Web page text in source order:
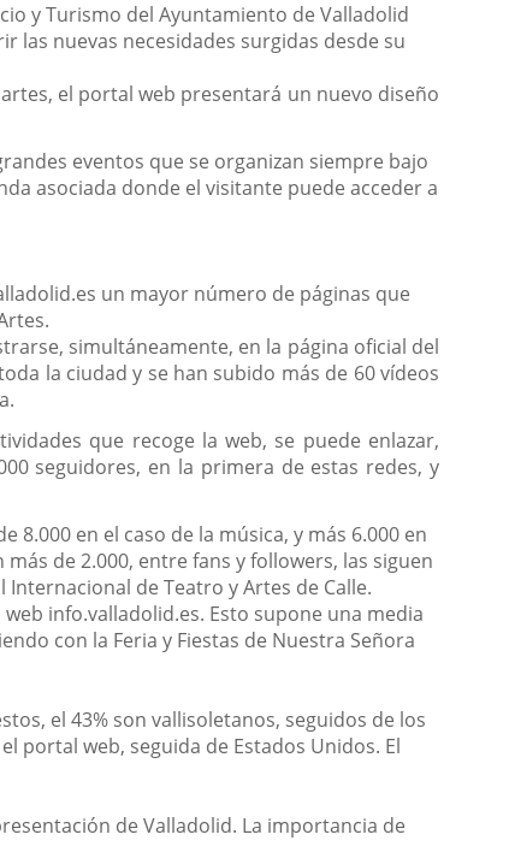
y Turismo del Ayuntamiento de Valladolid
las nuevas necesidades surgidas desde su
el portal web presentará un nuevo diseño
eventos que se organizan siempre bajo
asociada donde el visitante puede acceder a
un mayor número de páginas que
simultáneamente, en la página oficial del
la ciudad y se han subido más de 60 vídeos
que recoge la web, se puede enlazar,
seguidores, en la primera de estas redes, y
8.000 en el caso de la música, y más 6.000 en
de 2.000, entre fans y followers, las siguen
de Teatro y Artes de Calle.
info.valladolid.es. Esto supone una media
con la Feria y Fiestas de Nuestra Señora
el 43% son vallisoletanos, seguidos de los
portal web, seguida de Estados Unidos. El
de Valladolid. La importancia de